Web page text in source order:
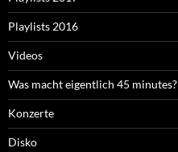
Playlists 2016
Videos
Was macht eigentlich 45 minutes?
Konzerte
Disko